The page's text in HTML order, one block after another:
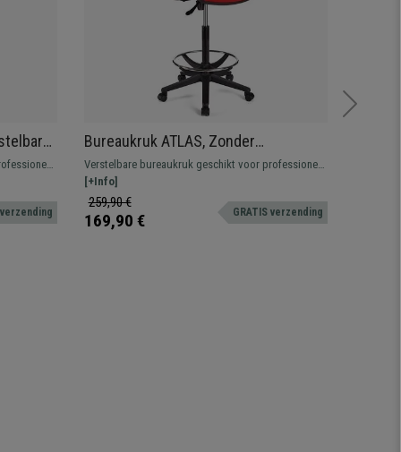
Bureaukruk ATLAS, Zonder
Armleuningen, Verstelbare
rugleuning, Dikke Vulling, in Rode Stof
Verstelbare bureaukruk geschikt voor professioneel
gebruik. Robuust, resistent en comfortabel.
[+Info]
259,90 €
169,90 € GRATIS verzending